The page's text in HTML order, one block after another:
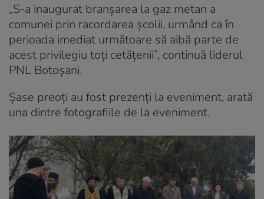
„S-a inaugurat branșarea la gaz metan a
comunei prin racordarea școlii, urmând ca în
perioada imediat următoare să aibă parte de
acest privilegiu toți cetățenii”, continuă liderul
PNL Botoșani.
Șase preoți au fost prezenți la eveniment, arată
una dintre fotografiile de la eveniment.